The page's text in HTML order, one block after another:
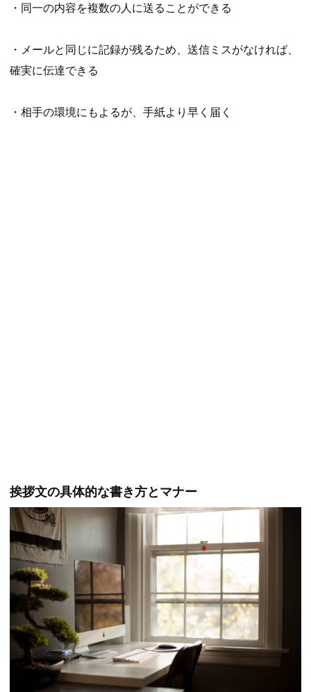
・同一の内容を複数の人に送ることができる
・メールと同じに記録が残るため、送信ミスがなければ、
確実に伝達できる
・相手の環境にもよるが、手紙より早く届く
挨拶文の具体的な書き方とマナー